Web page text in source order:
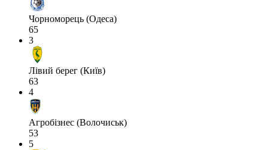
Чорноморець (Одеса)
65
3
Лівий берег (Київ)
63
4
Агробізнес (Волочиськ)
53
5